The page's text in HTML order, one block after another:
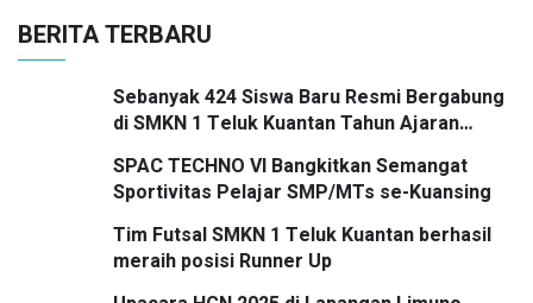
BERITA TERBARU
Sebanyak 424 Siswa Baru Resmi Bergabung
di SMKN 1 Teluk Kuantan Tahun Ajaran
SPAC TECHNO VI Bangkitkan Semangat
Sportivitas Pelajar SMP/MTs se-Kuansing
Tim Futsal SMKN 1 Teluk Kuantan berhasil
meraih posisi Runner Up